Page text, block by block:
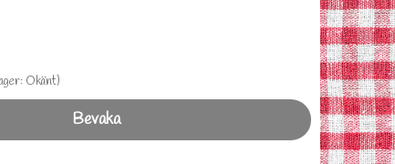
Okänt)
Bevaka